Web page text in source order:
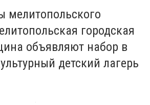
мелитопольского
городская
объявляют набор в
детский лагерь